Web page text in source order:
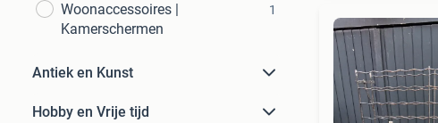
Woonaccessoires |
Kamerschermen
1
Antiek en Kunst
Hobby en Vrije tijd